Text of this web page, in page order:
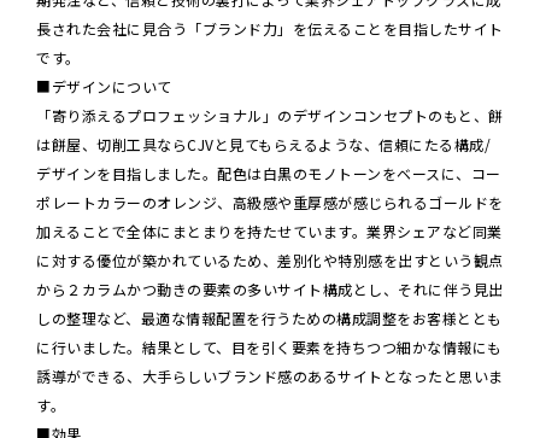
長された会社に見合う「ブランド力」を伝えることを目指したサイト
です。
■デザインについて
「寄り添えるプロフェッショナル」のデザインコンセプトのもと、餅
は餅屋、切削工具ならCJVと見てもらえるような、信頼にたる構成/
デザインを目指しました。配色は白黒のモノトーンをベースに、コー
ポレートカラーのオレンジ、高級感や重厚感が感じられるゴールドを
加えることで全体にまとまりを持たせています。業界シェアなど同業
に対する優位が築かれているため、差別化や特別感を出すという観点
から２カラムかつ動きの要素の多いサイト構成とし、それに伴う見出
しの整理など、最適な情報配置を行うための構成調整をお客様ととも
に行いました。結果として、目を引く要素を持ちつつ細かな情報にも
誘導ができる、大手らしいブランド感のあるサイトとなったと思いま
す。
■効果